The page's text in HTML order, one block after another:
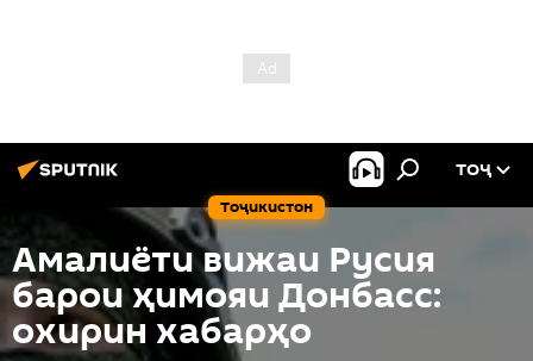
Тоҷикистон
ТОҶ
Амалиёти вижаи Русия
барои ҳимояи Донбасс:
охирин хабарҳо